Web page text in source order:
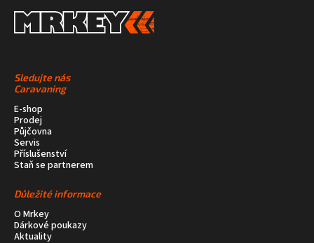
Sledujte nás
Caravaning
E-shop
Prodej
Půjčovna
Servis
Příslušenství
Staň se partnerem
Důležité informace
O Mrkey
Dárkové poukazy
Aktuality